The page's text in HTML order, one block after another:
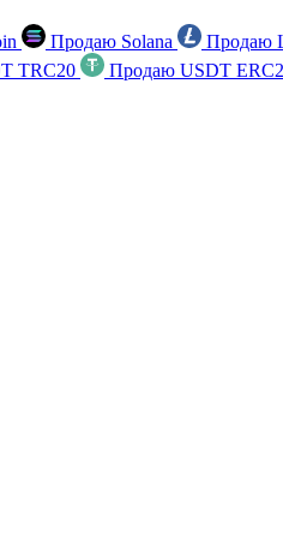
Продаю Solana Продаю
TRC20
Продаю USDT